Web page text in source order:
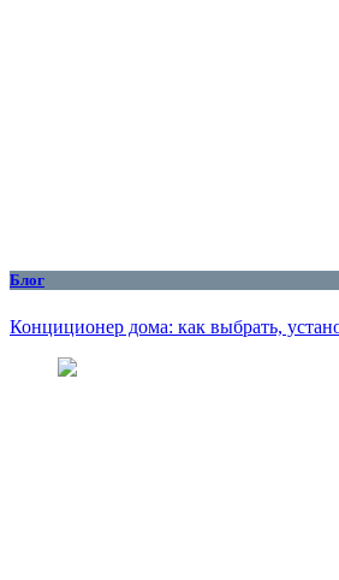
Блог
Конциционер дома: как выбрать,